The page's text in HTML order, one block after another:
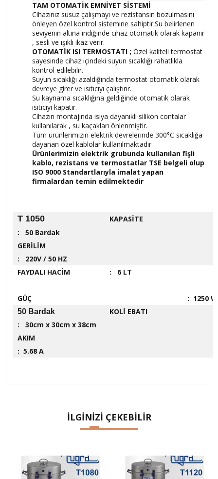
TAM OTOMATİK EMNİYET SİSTEMİ
Cihazınız susuz çalışmayı ve rezistansın bozulmasını
önleyen özel kontrol sistemine sahiptir.Su belirlenen
seviyenin altına indiğinde cihaz otomatik olarak kapanır
, sesli ve ışıklı ikaz verir.
OTOMATİK ISI TERMOSTATI ; Özel kaliteli termostat
sayesinde cihaz içindeki suyun sıcaklığı rahatlıkla
kontrol edilebilir.
Suyun sıcaklığı azaldığında termostat otomatik olarak
devreye girer ve ısıtıcıyı çalıştırır.
Su kaynama sıcaklığına geldiğinde otomatik olarak
ısıtıcıyı kapatır.
Cihazın montajında ısıya dayanıklı silikon contalar
kullanılarak , su kaçakları önlenmiştir.
Tüm ürünlerimizin elektrik devrelerinde 300°C sıcaklığa
dayanan özel kablolar kullanılmaktadır.
Ürünlerimizin elektrik grubunda kullanılan fişli
kablo, rezistans ve termostatlar TSE belgeli olup
ISO 9000 Standartlarıyla imalat yapan
firmalardan temin edilmektedir
T 1050
KAPASİTE
: 50 Bardak
GERİLİM
: 220V / 50 HZ
FAYDALI HACİM
: 6 LT
GÜÇ : 1250 W
50 Bardak
KOLİ EBATI
: 30cm x 30cm x 38cm
AKIM
: 5.68 A
İLGİNİZİ ÇEKEBİLİR